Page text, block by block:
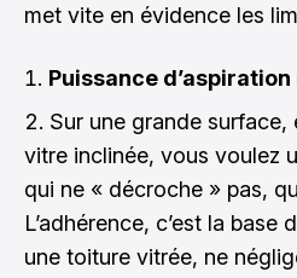
met vite en évidence les
Puissance
Sur une grande surface,
vitre inclinée, vous voulez
qui ne « décroche » pas,
L’adhérence, c’est la base
une toiture vitrée, ne